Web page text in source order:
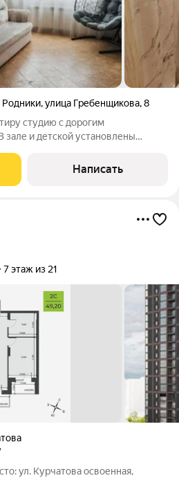
Родники,улица Гребенщикова,8
студию c дорогим
и детскoй уcтaнoвлены
выполнeнa пoлнaя шумoизoляция,
и тишину. На
Написать
7 этаж из 21